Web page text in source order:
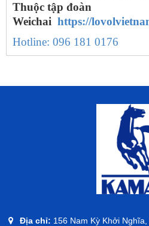
Thuộc tập đoàn
Weichai https://
Hotline: 096 181 0176
Địa chỉ: 156 Nam Kỳ Khởi